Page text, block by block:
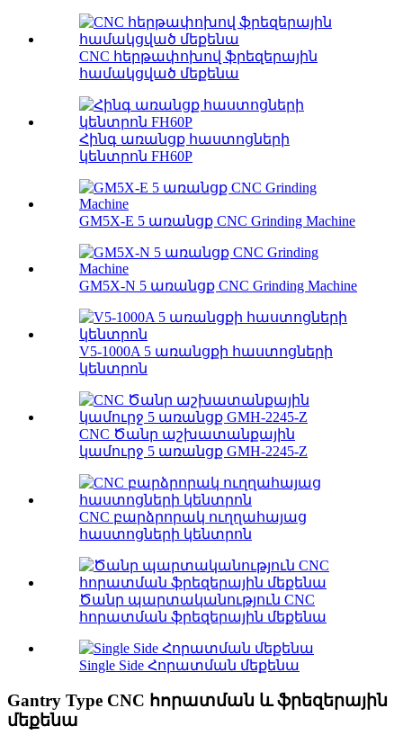
CNC հերթափոխով ֆրեզերային
համակցված մեքենա
Հինգ առանցք հաստոցների
կենտրոն FH60P
GM5X-E 5 առանցք CNC Grinding Machine
GM5X-N 5 առանցք CNC Grinding Machine
V5-1000A 5 առանցքի հաստոցների
կենտրոն
CNC Ծանր աշխատանքային
կամուրջ 5 առանցք GMH-2245-Z
CNC բարձրորակ ուղղահայաց
հաստոցների կենտրոն
Ծանր պարտականություն CNC
հորատման ֆրեզերային մեքենա
Single Side Հորատման մեքենա
Gantry Type CNC հորատման և ֆրեզերային
մեքենա